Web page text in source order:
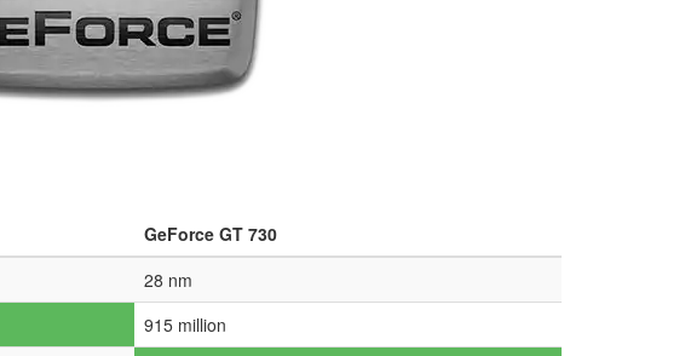
GeForce GT 730
28 nm
915 million